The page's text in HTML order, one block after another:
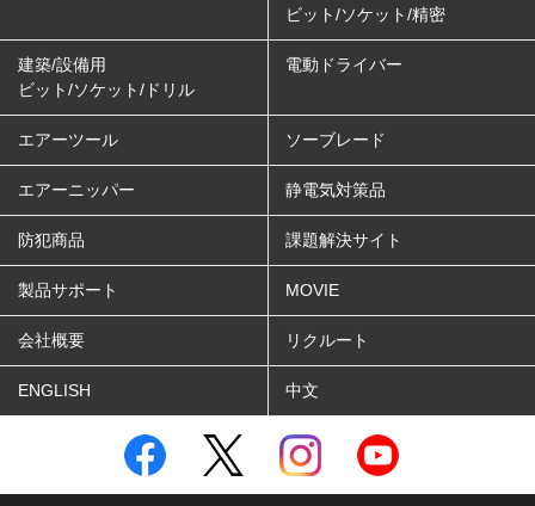
ビット/ソケット/精密
建築/設備用
ビット/ソケット/ドリル
電動ドライバー
エアーツール ソーブレード
エアーニッパー 静電気対策品
防犯商品 課題解決サイト
製品サポート MOVIE
会社概要 リクルート
ENGLISH 中文